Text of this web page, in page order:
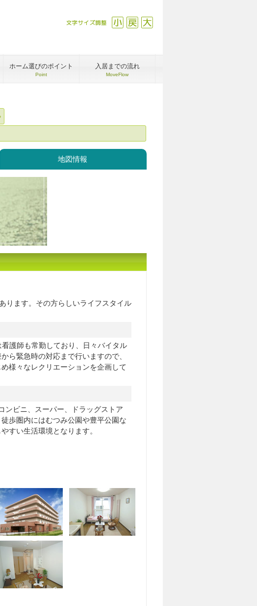
戻す
縮小
文字サイズ調整
ホーム選びのポイント
Point
入居までの流れ
MoveFlow
地図情報
ります。その方らしいライフスタイル
護師も常勤しており、日々バイタル
ら緊急時の対応まで行いますので、
様々なレクリエーションを企画して
ビニ、スーパー、ドラッグストア
歩圏内にはむつみ公園や豊平公園な
すい生活環境となります。